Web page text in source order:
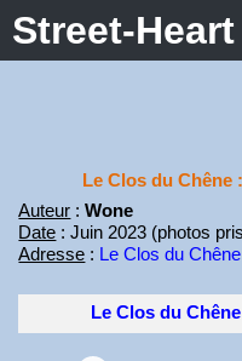
Street-Heart
Auteur :Wone
Date : Juin 2023 (photos
Adresse : Le Clos du
Le Clos du Chêne
Le Clos du Chêne